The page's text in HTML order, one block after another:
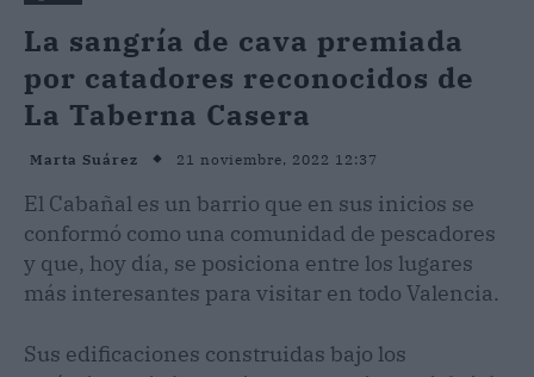
La sangría de cava premiada
por catadores reconocidos de
La Taberna Casera
Marta Suárez 21 noviembre, 2022 12:37
El Cabañal es un barrio que en sus inicios se
conformó como una comunidad de pescadores
y que, hoy día, se posiciona entre los lugares
más interesantes para visitar en todo Valencia.
Sus edificaciones construidas bajo los